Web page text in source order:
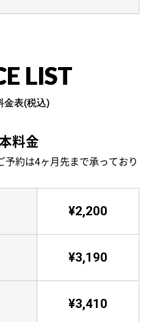
LIST
金表(税込)
料金
予約は4ヶ月先まで承っており
¥2,200
¥3,190
¥3,410